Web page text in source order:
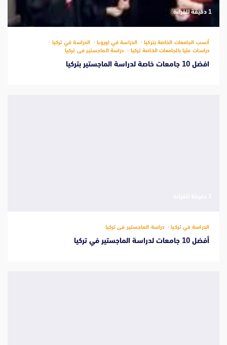
‫1 دقيقة للقراءة
أنسب الجامعات الخاصة بتركيا الدراسة في اوروبا
الدراسة في تركيا
دراسات عليا بالجامعات الخاصة تركيا
دراسة الماجستير فى تركيا
افضل 10 جامعات خاصة لدراسة الماجستير بتركيا
الدراسة في تركيا دراسة الماجستير فى تركيا
أفضل 10 جامعات لدراسة الماجستير في تركيا